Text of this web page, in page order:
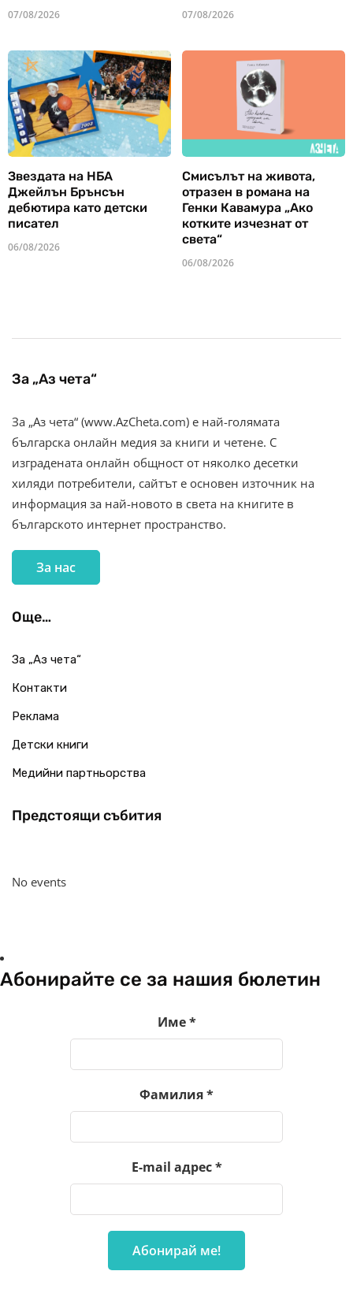
07/08/2026 07/08/2026
Звездата на НБА
Джейлън Брънсън
дебютира като детски
писател
06/08/2026
Смисълът на живота,
отразен в романа на
Генки Кавамура „Ако
котките изчезнат от
света“
06/08/2026
За „Аз чета“
За „Аз чета“ (www.AzCheta.com) е най-голямата
българска онлайн медия за книги и четене. С
изградената онлайн общност от няколко десетки
хиляди потребители, сайтът е основен източник на
информация за най-новото в света на книгите в
българското интернет пространство.
За нас
Още…
За „Аз чета“
Контакти
Реклама
Детски книги
Медийни партньорства
Предстоящи събития
No events
Абонирайте се за нашия бюлетин
Име*
Фамилия*
E-mail адрес*